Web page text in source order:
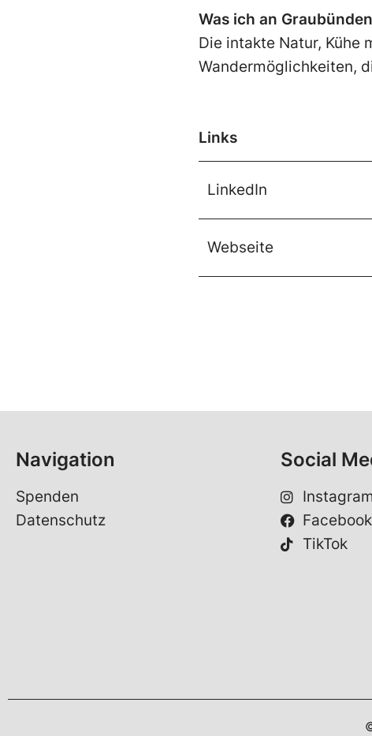
Was ich an
Die intakte Natur, Kühe
Wandermöglichkeiten,
Links
LinkedIn
Webseite
Navigation
Spenden
Datenschutz
Social
Instagram
Facebook
TikTok